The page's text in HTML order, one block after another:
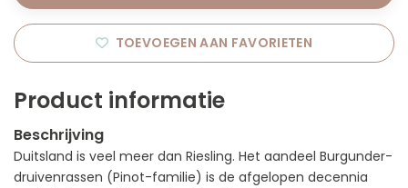
TOEVOEGEN AAN FAVORIETEN
Product informatie
Beschrijving
Duitsland is veel meer dan Riesling. Het aandeel Burgunder-
druivenrassen (Pinot-familie) is de afgelopen decennia